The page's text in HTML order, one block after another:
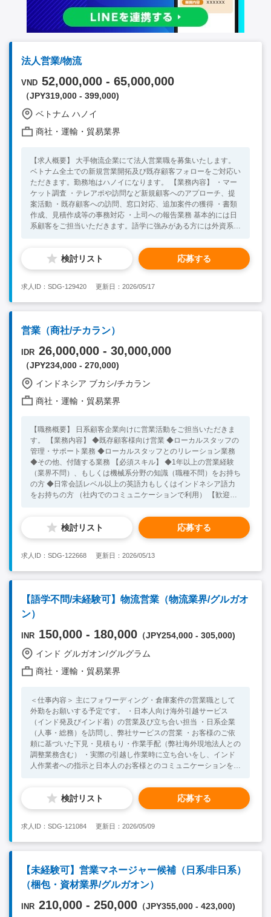
法人営業/物流
VND 52,000,000 - 65,000,000
（JPY319,000 - 399,000)
ベトナム ハノイ
商社・運輸・貿易業界
【求人概要】 大手物流企業にて法人営業職を募集いたします。
ベトナム全土での新規営業開拓及び既存顧客フォローをご対応い
ただきます。勤務地はハノイになります。 【業務内容】 ・マー
ケット調査 ・テレアポや訪問など新規顧客へのアプローチ、提
案活動 ・既存顧客への訪問、窓口対応、追加案件の獲得 ・書類
作成、見積作成等の事務対応 ・上司への報告業務 基本的には日
系顧客をご担当いただきます。語学に強みがある方には外資系顧
め、国際/国内輸送、倉庫、引っ越しサービスなど幅広い事業を
展開しており、顧客のニーズに応じた提案活動を行っていただき
ます。業界未経験者の場合でも、上司や先輩社員からサポートを
年制大学卒業以上 ・社会人経験2年以上（業界経験問わず）
【歓迎要件】 ・日常会話レベルの英語力 ・物流業界での勤務経
験 ・法人営業の経験 【人物像】 ・顧客との関係性構築を良好に
築ける方。 ・変化を恐れず、新たな事に挑戦できる方。
検討リスト 応募する
求人ID：SDG-129420 更新日：2026/05/17
営業（商社/チカラン）
IDR 26,000,000 - 30,000,000
（JPY234,000 - 270,000)
インドネシア ブカシ/チカラン
商社・運輸・貿易業界
【職務概要】 日系顧客企業向けに営業活動をご担当いただきま
す。 【業務内容】 ◆既存顧客様向け営業 ◆ローカルスタッフの
管理・サポート業務 ◆ローカルスタッフとのリレーション業務
◆その他、付随する業務 【必須スキル】 ◆1年以上の営業経験
（業界不問）、もしくは機械系分野の知識（職種不問）をお持ち
の方 ◆日常会話レベル以上の英語力もしくはインドネシア語力
をお持ちの方 （社内でのコミュニケーションで利用） 【歓迎ス
検討リスト 応募する
求人ID：SDG-122668 更新日：2026/05/13
【語学不問/未経験可】物流営業（物流業界/グルガオ
ン）
INR 150,000 - 180,000 （JPY254,000 - 305,000)
インド グルガオン/グルグラム
商社・運輸・貿易業界
＜仕事内容＞ 主にフォワーディング・倉庫案件の営業職として
外勤をお願いする予定です。 ・日本人向け海外引越サービス
（インド発及びインド着）の営業及び立ち合い担当 ・日系企業
（人事・総務）を訪問し、弊社サービスの営業 ・お客様のご依
頼に基づいた下見・見積もり・作業手配（弊社海外現地法人との
調整業務含む） ・実際の引越し作業時に立ち合いをし、インド
人作業者への指示と日本人のお客様とのコミュニケーションを行
れば尚可） ・高いコミュニケーション能力 ・インドで中長期的
に就業する意欲のある方 ＜歓迎スキル・経験＞ ・法人営業経験
・インドへの渡航経験 ・日常会話レベル以上の英語力
検討リスト 応募する
求人ID：SDG-121084 更新日：2026/05/09
【未経験可】営業マネージャー候補（日系/非日系）
（梱包・資材業界/グルガオン）
INR 210,000 - 250,000 （JPY355,000 - 423,000)